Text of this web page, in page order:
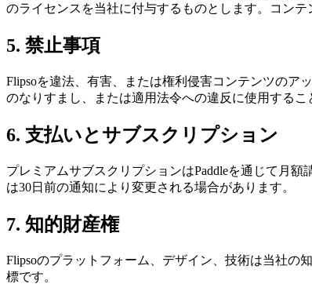
のライセンスを当社に付与するものとします。コン
5. 禁止事項
Flipsoを違法、有害、または権利侵害コンテンツのア
のなりすまし、または適用法令への違反に使用するこ
6. 支払いとサブスクリプション
プレミアムサブスクリプションはPaddleを通じて月
は30日前の通知により変更される場合があります。
7. 知的財産権
Flipsoのプラットフォーム、デザイン、技術は当社の
標です。